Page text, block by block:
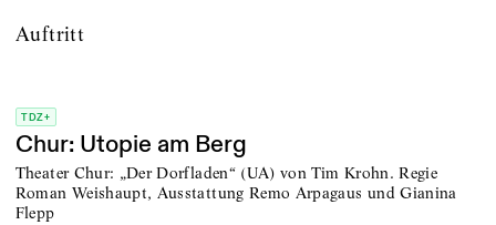
Auftritt
TDZ+
Chur: Utopie am Berg
Theater Chur: „Der Dorfladen“ (UA) von Tim Krohn. Regie
Roman Weishaupt, Ausstattung Remo Arpagaus und Gianina
Flepp